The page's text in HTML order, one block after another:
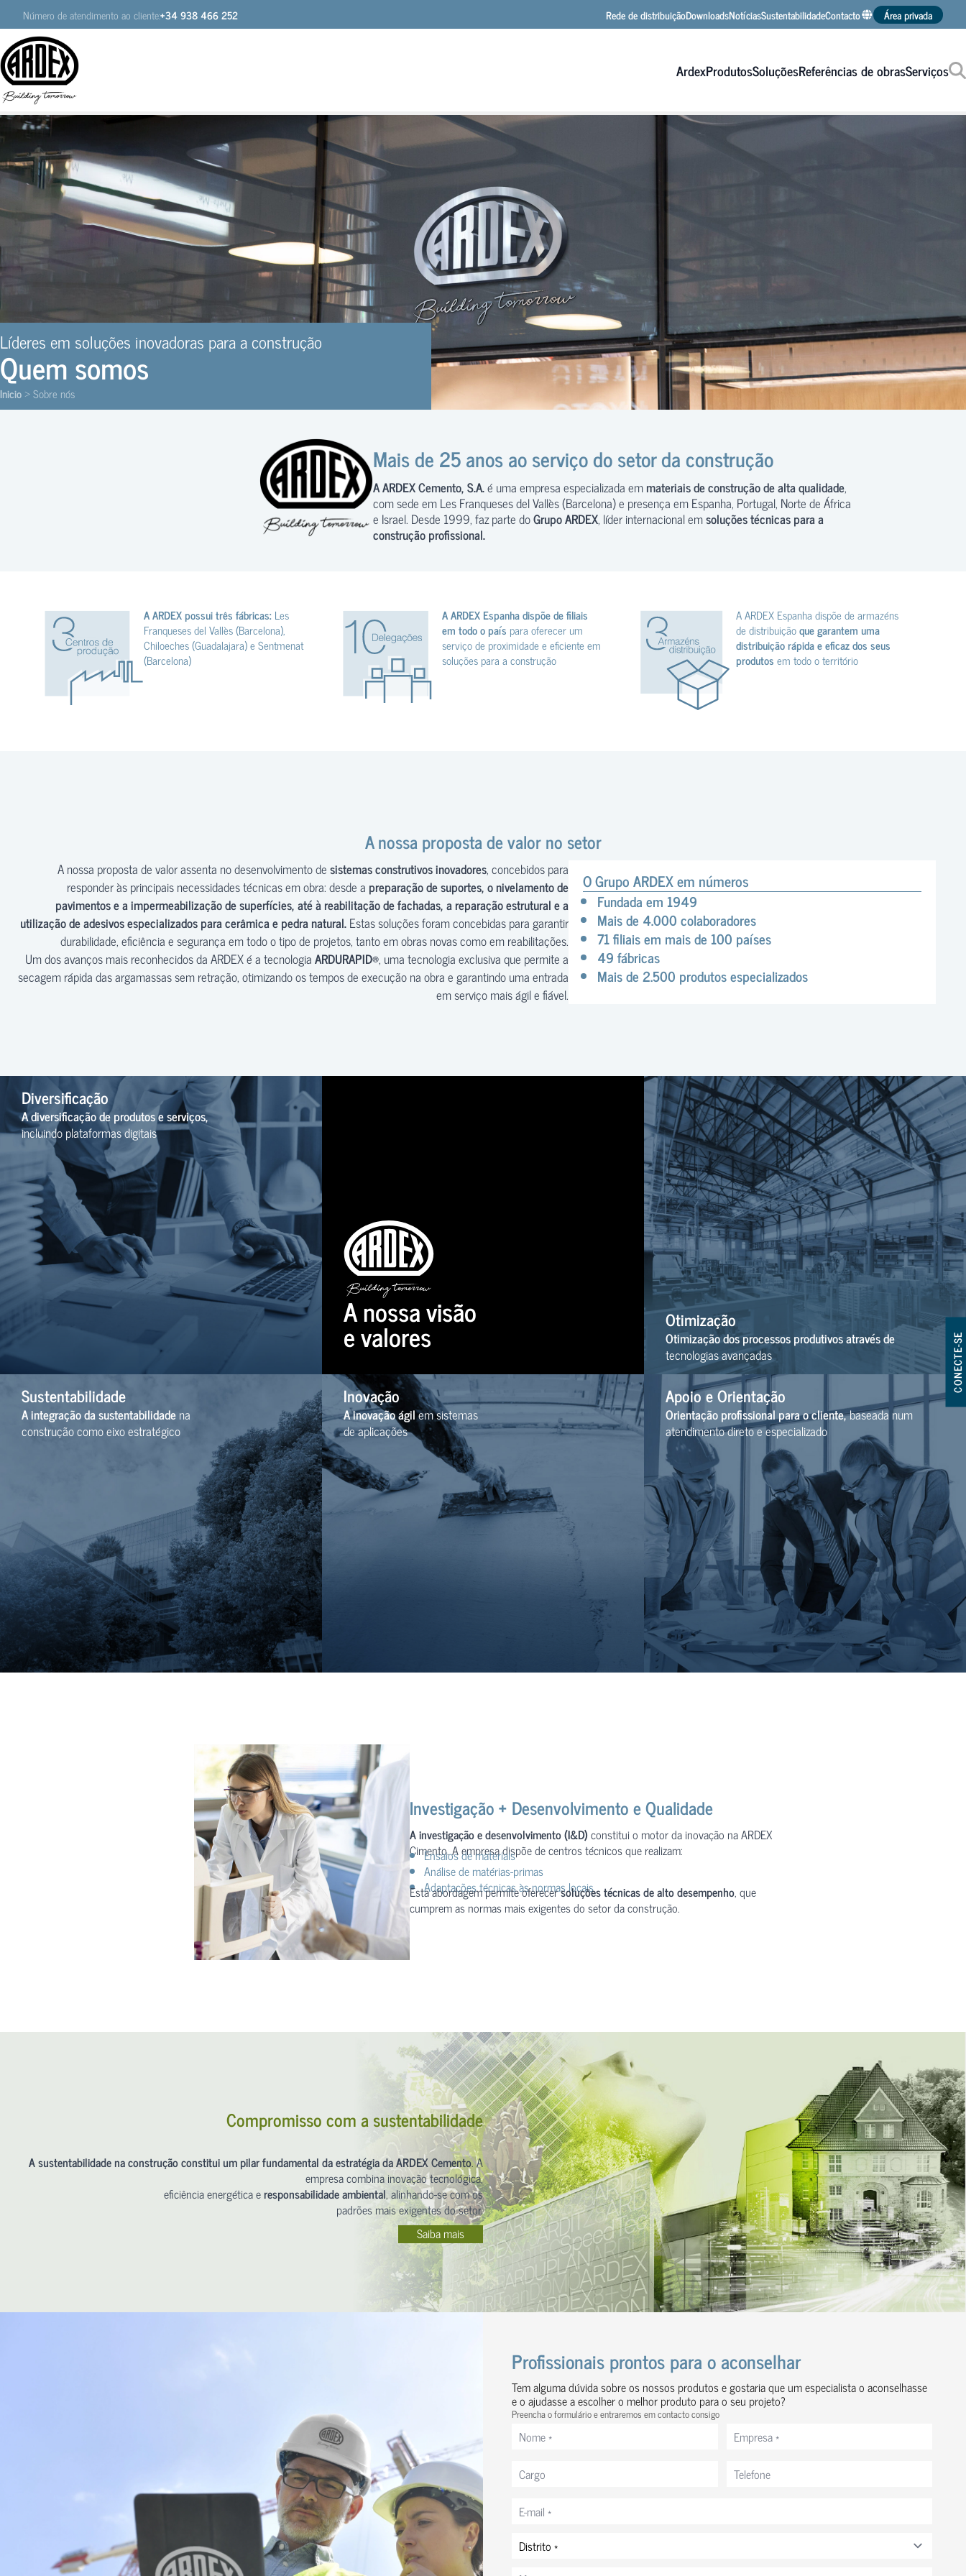
Número de atendimento ao cliente:+34 938 466 252 Rede de distribuiçãoDownloadsNotíciasSustentabilidadeContacto
ARDEX Espanha
ARDEX Internacional
Área privada
ArdexProdutosSoluçõesReferências de obrasServiços
Procurar
Líderes em soluções inovadoras para a construção
Quem somos
Inicio > Sobre nós
Mais de 25 anos ao serviço do setor da construção
A ARDEX Cemento, S.A.é uma empresa especializada emmateriais de construção de alta qualidade,
com sede em Les Franqueses del Vallès (Barcelona) e presença em Espanha, Portugal, Norte de África
e Israel. Desde 1999, faz parte doGrupo ARDEX, líder internacional emsoluções técnicas para a
construção profissional.
A ARDEX possui três fábricas: Les
Franqueses del Vallès (Barcelona),
Chiloeches (Guadalajara) e Sentmenat
(Barcelona)
A ARDEX Espanha dispõe de filiais
em todo o país para oferecer um
serviço de proximidade e eficiente em
soluções para a construção
A ARDEX Espanha dispõe de armazéns
de distribuiçãoque garantem uma
distribuição rápida e eficaz dos seus
produtos em todo o território
A nossa proposta de valor no setor
A nossa proposta de valor assenta no desenvolvimento desistemas construtivos inovadores, concebidos para
responder às principais necessidades técnicas em obra: desde a preparação de suportes, o nivelamento de
pavimentos e a impermeabilização de superfícies, até à reabilitação de fachadas, a reparação estrutural e a
utilização de adesivos especializados para cerâmica e pedra natural.Estas soluções foram concebidas para garantir
durabilidade, eficiência e segurança em todo o tipo de projetos, tanto em obras novas como em reabilitações.
Um dos avanços mais reconhecidos da ARDEX é a tecnologiaARDURAPID®, uma tecnologia exclusiva que permite a
secagem rápida das argamassas sem retração, otimizando os tempos de execução na obra e garantindo uma entrada
em serviço mais ágil e fiável.
O Grupo ARDEX em números
Fundada em 1949
Mais de 4.000 colaboradores
71 filiais em mais de 100 países
49 fábricas
Mais de 2.500 produtos especializados
Diversificação
A diversificação de produtos e serviços,
incluindo plataformas digitais
A nossa visão
e valores Otimização
Otimização dos processos produtivos através de
tecnologias avançadas
Sustentabilidade
A integração da sustentabilidadena
construção como eixo estratégico
Inovação
A inovação ágilem sistemas
de aplicações
Apoio e Orientação
Orientação profissional para o cliente,baseada num
atendimento direto e especializado
Investigação + Desenvolvimento e Qualidade
A investigação e desenvolvimento (I&D)constitui o motor da inovação na ARDEX
Cimento. A empresa dispõe de centros técnicos que realizam:
Ensaios de materiais
Análise de matérias-primas
Adaptações técnicas às normas locais
Esta abordagem permite oferecersoluções técnicas de alto desempenho, que
cumprem as normas mais exigentes do setor da construção.
Compromisso com a sustentabilidade
A sustentabilidade na construção constitui um pilar fundamental da estratégia da ARDEX Cemento. A
empresa combina inovação tecnológica,
eficiência energética eresponsabilidade ambiental, alinhando-se com os
padrões mais exigentes do setor.
Saiba mais
Profissionais prontos para o aconselhar
Tem alguma dúvida sobre os nossos produtos e gostaria que um especialista o aconselhasse
e o ajudasse a escolher o melhor produto para o seu projeto?
Preencha o formulário e entraremos em contacto consigo
eletrónico
Distrito
CONECTE-SE